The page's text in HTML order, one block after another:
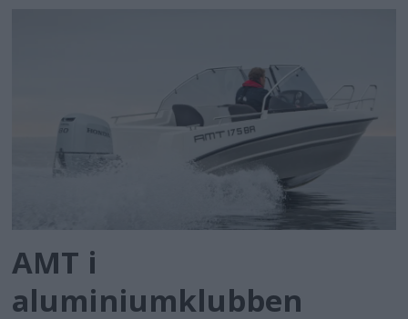
AMT i
aluminiumklubben